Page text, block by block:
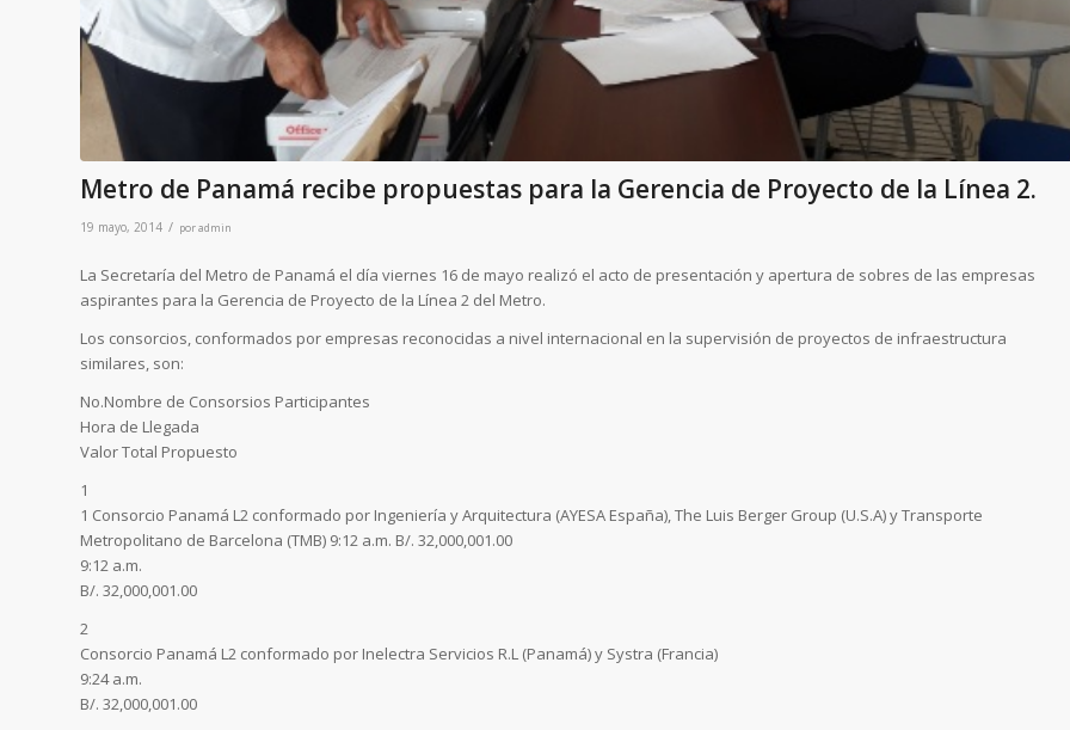
Metro de Panamá recibe propuestas para la Gerencia de Proyecto de la Línea 2.
19 mayo, 2014 / poradmin
La Secretaría del Metro de Panamá el día viernes 16 de mayo realizó el acto de presentación y apertura de sobres de las empresas
aspirantes para la Gerencia de Proyecto de la Línea 2 del Metro.
Los consorcios, conformados por empresas reconocidas a nivel internacional en la supervisión de proyectos de infraestructura
similares, son:
No.Nombre de Consorsios Participantes
Hora de Llegada
Valor Total Propuesto
1
1 Consorcio Panamá L2 conformado por Ingeniería y Arquitectura (AYESA España), The Luis Berger Group (U.S.A) y Transporte
Metropolitano de Barcelona (TMB) 9:12 a.m. B/. 32,000,001.00
9:12 a.m.
B/. 32,000,001.00
2
Consorcio Panamá L2 conformado por Inelectra Servicios R.L (Panamá) y Systra (Francia)
9:24 a.m.
B/. 32,000,001.00